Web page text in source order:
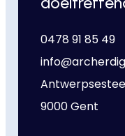
0478 91 85 49
9000 Gent